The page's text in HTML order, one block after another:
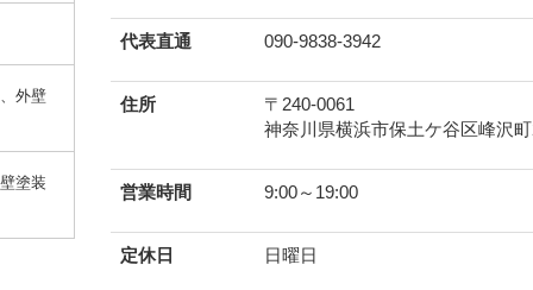
外壁
塗装
代表直通 090-9838-3942
住所
〒240-0061
神奈川県横浜市保土ケ谷区峰沢
営業時間 9:00～19:00
定休日 日曜日